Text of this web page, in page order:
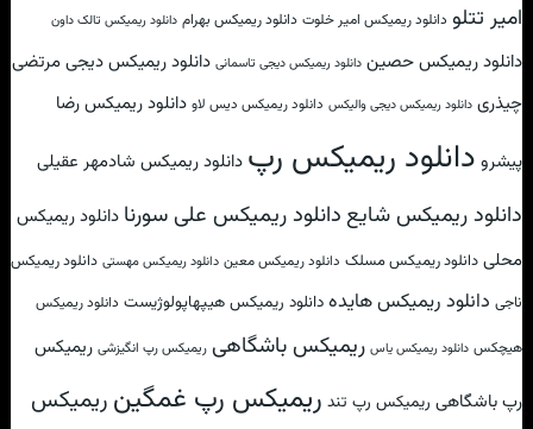
امیر تتلو دانلود ریمیکس امیر خلوت دانلود ریمیکس بهرام دانلود ریمیکس تالک داون
دانلود ریمیکس حصین دانلود ریمیکس دیجی تاسمانی دانلود ریمیکس دیجی مرتضی
چیذری دانلود ریمیکس دیجی والیکس دانلود ریمیکس دیس لاو دانلود ریمیکس رضا
پیشرو دانلود ریمیکس رپ دانلود ریمیکس شادمهر عقیلی
دانلود ریمیکس شایع دانلود ریمیکس علی سورنا دانلود ریمیکس
محلی دانلود ریمیکس مسلک دانلود ریمیکس معین دانلود ریمیکس مهستی دانلود ریمیکس
ناجی دانلود ریمیکس هایدهدانلود ریمیکس هیپهاپولوژیست دانلود ریمیکس
هیچکس دانلود ریمیکس یاس ریمیکس باشگاهی ریمیکس رپ انگیزشی ریمیکس
رپ باشگاهی ریمیکس رپ تند ریمیکس رپ غمگین ریمیکس